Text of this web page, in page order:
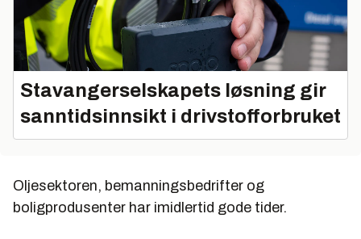
Stavangerselskapets løsning gir
sanntidsinnsikt i drivstofforbruket
Oljesektoren, bemanningsbedrifter og
boligprodusenter har imidlertid gode tider.